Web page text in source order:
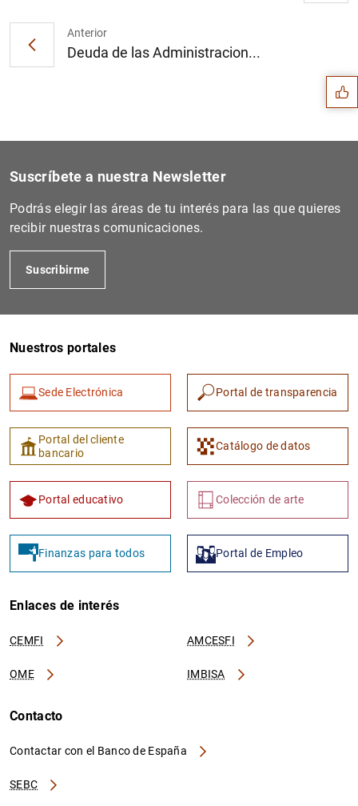
Anterior
Deuda de las Administracion... Sugerencias
Suscríbete a nuestra Newsletter
Podrás elegir las áreas de tu interés para las que quieres
recibir nuestras comunicaciones.
Suscribirme
Nuestros portales
Sede Electrónica Portal de transparencia
Portal del cliente
bancario
Catálogo de datos
Portal educativo Colección de arte
Finanzas para todos Portal de Empleo
Enlaces de interés
CEMFI AMCESFI
OME IMBISA
Contacto
Contactar con el Banco de España
SEBC